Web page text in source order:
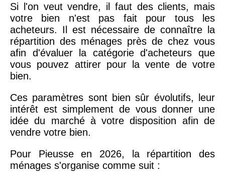
Si l'on veut vendre, il faut des clients, mais
votre bien n'est pas fait pour tous les
acheteurs. Il est nécessaire de connaître la
répartition des ménages près de chez vous
afin d'évaluer la catégorie d'acheteurs que
vous pouvez attirer pour la vente de votre
bien.
Ces paramètres sont bien sûr évolutifs, leur
intérêt est simplement de vous donner une
idée du marché à votre disposition afin de
vendre votre bien.
Pour Pieusse en 2026, la répartition des
ménages s'organise comme suit :